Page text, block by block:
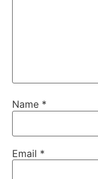
Name *
Email *